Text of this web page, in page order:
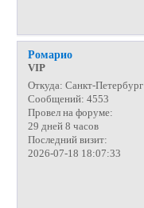
Ромарио
VIP
Откуда: Санкт-Петербург
Сообщений: 4553
Провел на форуме:
29 дней 8 часов
Последний визит:
2026-07-18 18:07:33